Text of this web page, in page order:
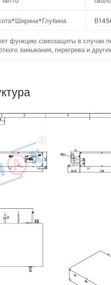
функцию самозащиты в случае
замыкания, перегрева и